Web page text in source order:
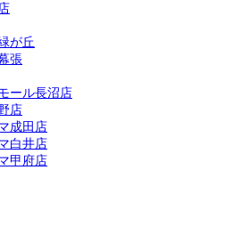
が丘
張
ール長沼店
店
成田店
白井店
甲府店